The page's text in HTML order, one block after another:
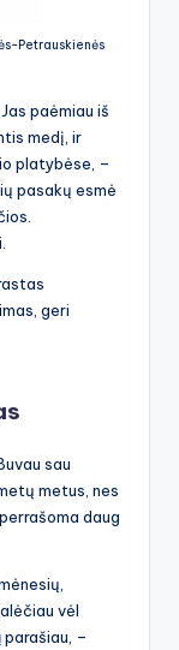
Petrauskienės
paėmiau iš
medį, ir
platybėse, –
pasakų esmė
geri
sau
metus, nes
daug
vėl
–